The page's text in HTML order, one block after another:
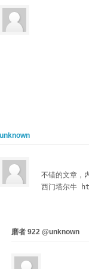
unknown
不错的文章，
西门塔尔牛
磨者 922 @unknown